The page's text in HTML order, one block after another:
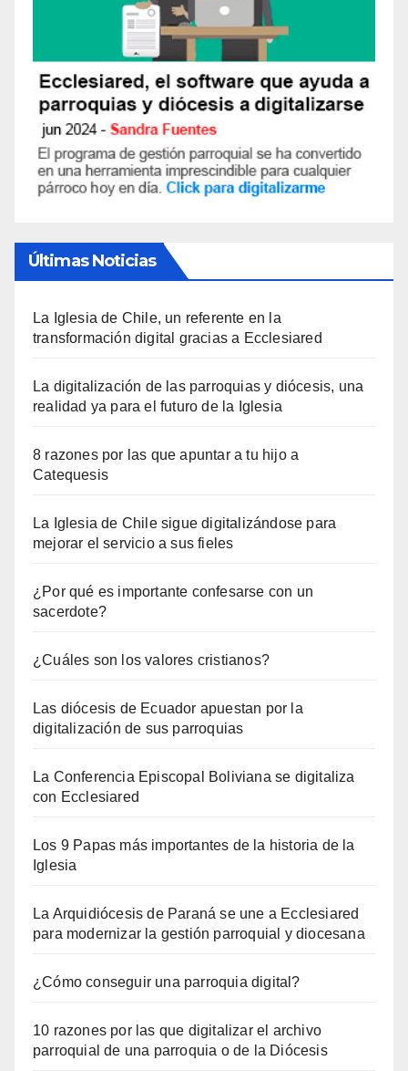
Últimas Noticias
La Iglesia de Chile, un referente en la
transformación digital gracias a Ecclesiared
La digitalización de las parroquias y diócesis, una
realidad ya para el futuro de la Iglesia
8 razones por las que apuntar a tu hijo a
Catequesis
La Iglesia de Chile sigue digitalizándose para
mejorar el servicio a sus fieles
¿Por qué es importante confesarse con un
sacerdote?
¿Cuáles son los valores cristianos?
Las diócesis de Ecuador apuestan por la
digitalización de sus parroquias
La Conferencia Episcopal Boliviana se digitaliza
con Ecclesiared
Los 9 Papas más importantes de la historia de la
Iglesia
La Arquidiócesis de Paraná se une a Ecclesiared
para modernizar la gestión parroquial y diocesana
¿Cómo conseguir una parroquia digital?
10 razones por las que digitalizar el archivo
parroquial de una parroquia o de la Diócesis